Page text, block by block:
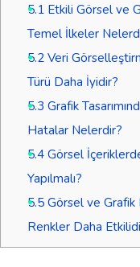
5.1Etkili Görsel ve
Temel İlkeler
5.2Veri
Türü Daha İyidir?
5.3 Grafik
Hatalar Nelerdir?
5.4Görsel
Yapılmalı?
5.5Görsel ve Grafik
Renkler Daha